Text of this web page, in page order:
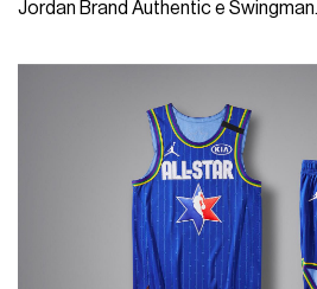
Jordan Brand Authentic e Swingman.